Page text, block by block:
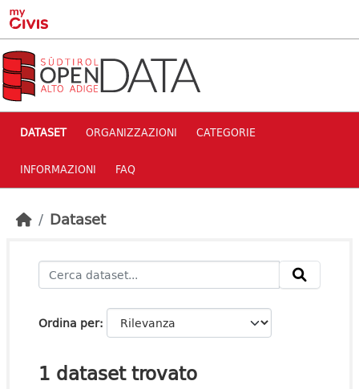
Skip to main content
DATASET ORGANIZZAZIONI CATEGORIE
INFORMAZIONI FAQ
Dataset
Ordina per
1 dataset trovato